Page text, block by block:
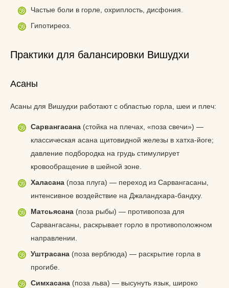
Частые боли в горле, охриплость, дисфония.
Гипотиреоз.
Практики для балансировки Вишудхи
Асаны
Асаны для Вишудхи работают с областью горла, шеи и плеч:
Сарвангасана (стойка на плечах, «поза свечи») —
классическая асана щитовидной железы в хатха-йоге;
давление подбородка на грудь стимулирует
кровообращение в шейной зоне.
Халасана (поза плуга) — переход из Сарвангасаны,
интенсивное воздействие на Джаландхара-бандху.
Матсьясана (поза рыбы) — противопоза для
Сарвангасаны, раскрывает горло в противоположном
направлении.
Уштрасана (поза верблюда) — раскрытие горла в
прогибе.
Симхасана (поза льва) — высунуть язык, широко